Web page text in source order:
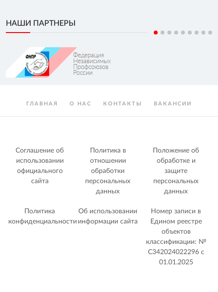
НАШИ ПАРТНЕРЫ
ГЛАВНАЯ О НАС КОНТАКТЫ ВАКАНСИИ
Соглашение об
использовании
официального
сайта
Политика в
отношении
обработки
персональных
данных
Положение об
обработке и
защите
персональных
данных
Политика
конфиденциальности
Об использовании
информации сайта
Номер записи в
Едином реестре
объектов
классификации: №
С342024022296 c
01.01.2025